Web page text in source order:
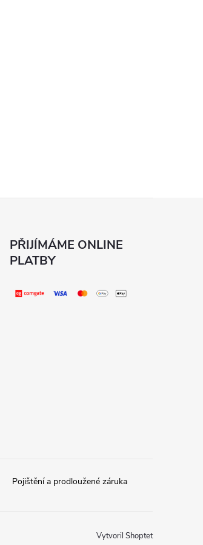
PŘIJÍMÁME ONLINE
PLATBY
Pojištění a prodloužené záruka
Vytvoril Shoptet